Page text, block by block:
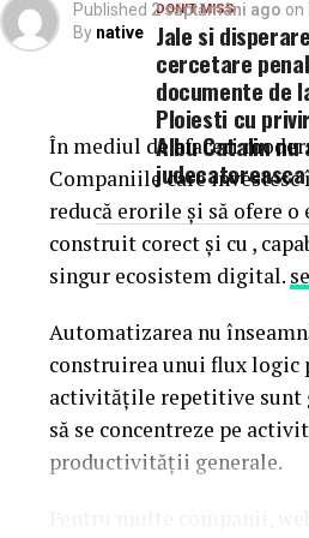
DON'T MISS
Jale si
cercetare
documente de
Ploiesti cu
Albu Catalin
judecatoreasca
Parfumurile echilibrate,
tind să evolueze mai
Două parfumuri
Pornind de la această
parfumuri create
La La Lime–
Dacă preferi parfumurile
Published 2 săptămâni ago on
By native
În mediul de afaceri
Companiile care
reducă erorile și să ofere
construit corect și cu ,
singur ecosistem digital.
Automatizarea nu
construirea unui flux
activitățile repetitive sunt
să se concentreze pe
productivității generale.